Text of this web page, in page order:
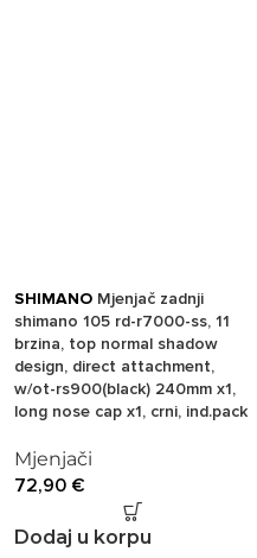
SHIMANO Mjenjač zadnji
shimano 105 rd-r7000-ss, 11
brzina, top normal shadow
design, direct attachment,
w/ot-rs900(black) 240mm x1,
long nose cap x1, crni, ind.pack
Mjenjači
72,90 €
Dodaj u korpu